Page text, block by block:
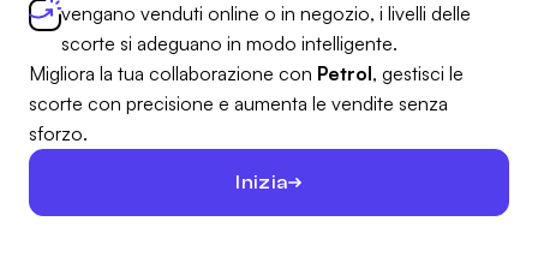
vengano venduti online o in negozio, i livelli delle
scorte si adeguano in modo intelligente.
Migliora la tua collaborazione con Petrol, gestisci le
scorte con precisione e aumenta le vendite senza
sforzo.
Inizia